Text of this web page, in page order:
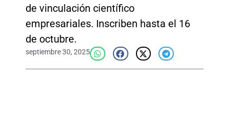
de vinculación científico
empresariales. Inscriben hasta el 16
de octubre.
septiembre 30, 2025